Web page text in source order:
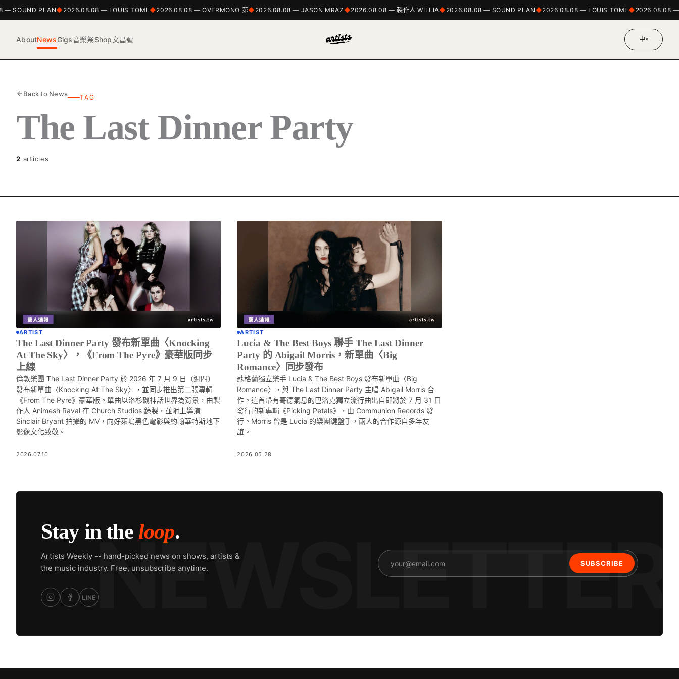
SOUND PLAN 2026.08.08 — LOUIS TOML 2026.08.08 — OVERMONO 第 2026.08.08 — JASON MRAZ 2026.08.08 — 製作人 WILLIA 2026.08.08 — SOUND PLAN 2026.08.08 — LOUIS TOML 2026.08.08 —
AboutNewsGigs音樂祭Shop文昌號 中▾
Back to News TAG
The Last Dinner Party
2 articles
ARTIST
The Last Dinner Party 發布新單曲〈Knocking
At The Sky〉，《From The Pyre》豪華版同步
上線
倫敦樂團 The Last Dinner Party 於 2026 年 7 月 9 日（週四）
發布新單曲〈Knocking At The Sky〉，並同步推出第二張專輯
《From The Pyre》豪華版。單曲以洛杉磯神話世界為背景，由製
作人 Animesh Raval 在 Church Studios 錄製，並附上導演
Sinclair Bryant 拍攝的 MV，向好萊塢黑色電影與約翰華特斯地下
影像文化致敬。
2026.07.10
ARTIST
Lucia & The Best Boys 聯手 The Last Dinner
Party 的 Abigail Morris，新單曲〈Big
Romance〉同步發布
蘇格蘭獨立樂手 Lucia & The Best Boys 發布新單曲〈Big
Romance〉，與 The Last Dinner Party 主唱 Abigail Morris 合
作。這首帶有哥德氣息的巴洛克獨立流行曲出自即將於 7 月 31 日
發行的新專輯《Picking Petals》，由 Communion Records 發
行。Morris 曾是 Lucia 的樂團鍵盤手，兩人的合作源自多年友
誼。
2026.05.28
Stay in the loop.
Artists Weekly -- hand-picked news on shows, artists &
the music industry. Free, unsubscribe anytime.
LINE
SUBSCRIBE